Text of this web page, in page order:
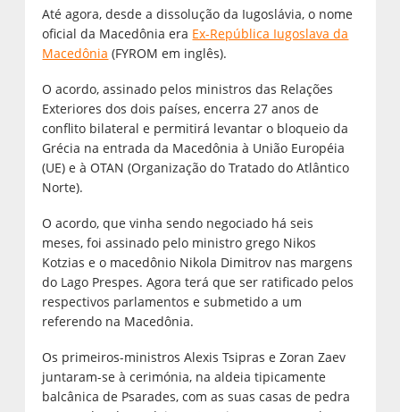
Até agora, desde a dissolução da Iugoslávia, o nome
oficial da Macedônia era Ex-República Iugoslava da
Macedônia (FYROM em inglês).
O acordo, assinado pelos ministros das Relações
Exteriores dos dois países, encerra 27 anos de
conflito bilateral e permitirá levantar o bloqueio da
Grécia na entrada da Macedônia à União Européia
(UE) e à OTAN (Organização do Tratado do Atlântico
Norte).
O acordo, que vinha sendo negociado há seis
meses, foi assinado pelo ministro grego Nikos
Kotzias e o macedônio Nikola Dimitrov nas margens
do Lago Prespes. Agora terá que ser ratificado pelos
respectivos parlamentos e submetido a um
referendo na Macedônia.
Os primeiros-ministros Alexis Tsipras e Zoran Zaev
juntaram-se à cerimónia, na aldeia tipicamente
balcânica de Psarades, com as suas casas de pedra